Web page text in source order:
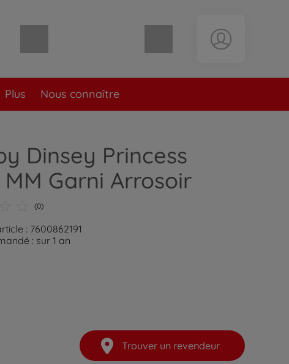
Plus Nous connaître
Dinsey Princess
MM Garni Arrosoir
(0)
: 7600862191
: sur 1 an
Trouver un revendeur